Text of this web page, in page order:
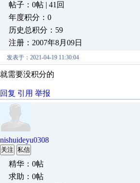
帖子：0帖 | 41回
年度积分：0
历史总积分：59
注册：2007年8月09日
发表于：2021-04-19 11:30:04
就需要没积分的
回复 引用 举报
nishuideyu0308
关注 私信
精华：0帖
求助：0帖